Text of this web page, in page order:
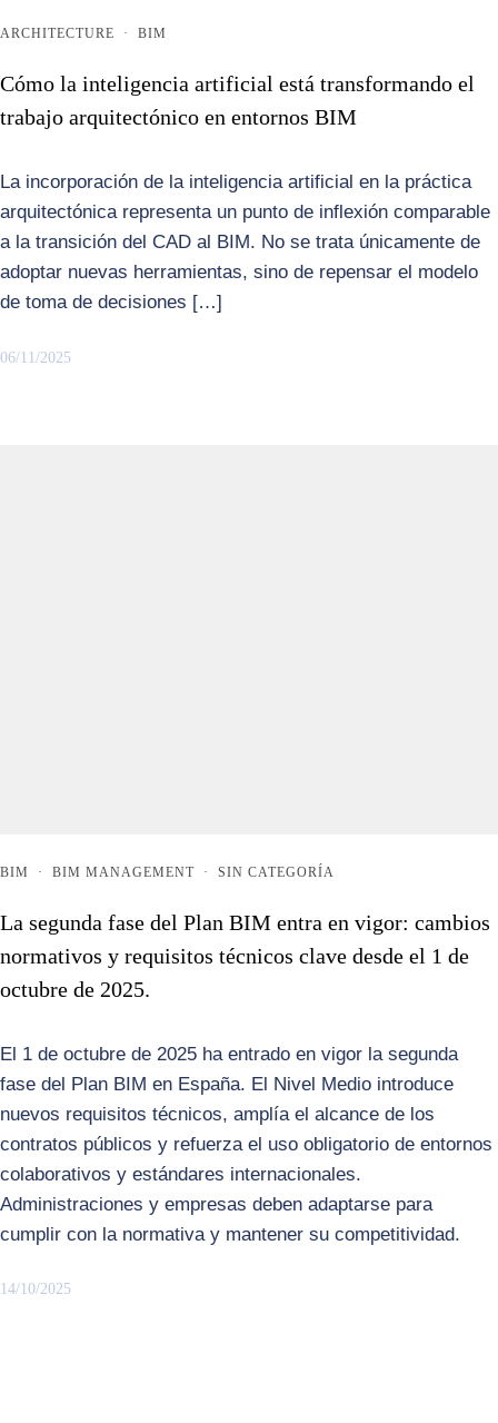
ARCHITECTURE · BIM
Cómo la inteligencia artificial está transformando el
trabajo arquitectónico en entornos BIM
La incorporación de la inteligencia artificial en la práctica
arquitectónica representa un punto de inflexión comparable
a la transición del CAD al BIM. No se trata únicamente de
adoptar nuevas herramientas, sino de repensar el modelo
de toma de decisiones […]
06/11/2025
BIM · BIM MANAGEMENT · SIN CATEGORÍA
La segunda fase del Plan BIM entra en vigor: cambios
normativos y requisitos técnicos clave desde el 1 de
octubre de 2025.
El 1 de octubre de 2025 ha entrado en vigor la segunda
fase del Plan BIM en España. El Nivel Medio introduce
nuevos requisitos técnicos, amplía el alcance de los
contratos públicos y refuerza el uso obligatorio de entornos
colaborativos y estándares internacionales.
Administraciones y empresas deben adaptarse para
cumplir con la normativa y mantener su competitividad.
14/10/2025